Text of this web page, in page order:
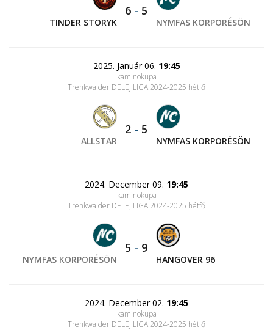
TINDER STORYK
6 - 5
NYMFAS KORPORÉSÖN
2025. Január 06. 19:45
kaminokupa
Trenkwalder DELEJ LIGA 2024-2025 hétfő
ALLSTAR
2 - 5
NYMFAS KORPORÉSÖN
2024. December 09. 19:45
kaminokupa
Trenkwalder DELEJ LIGA 2024-2025 hétfő
NYMFAS KORPORÉSÖN
5 - 9
HANGOVER 96
2024. December 02. 19:45
kaminokupa
Trenkwalder DELEJ LIGA 2024-2025 hétfő